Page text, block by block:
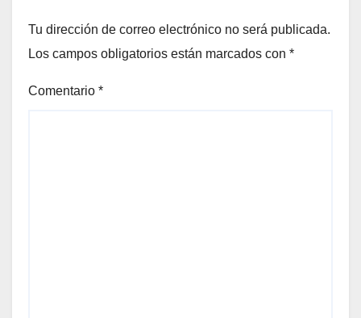
Tu dirección de correo electrónico no será publicada.
Los campos obligatorios están marcados con *
Comentario *